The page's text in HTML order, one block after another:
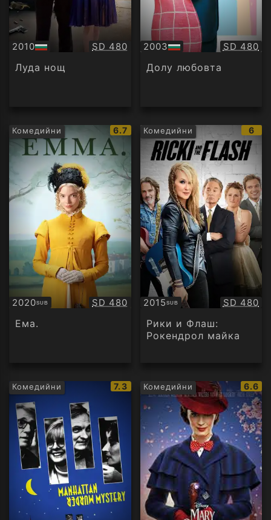
2010
БГ
аудио
Качество:
SD 480
Луда нощ
2003
БГ
аудио
SD 480
Долу любовта
Комедийни
IMDb
рейтинг:
6.7
2020SUB
Субтитри Качество:
SD 480
Ема.
Комедийни 6
2015SUB
Субтитри SD 480
Рики и Флаш:
Рокендрол майка
Комедийни
IMDb
рейтинг:
7.3 Комедийни
IMDb
6.6